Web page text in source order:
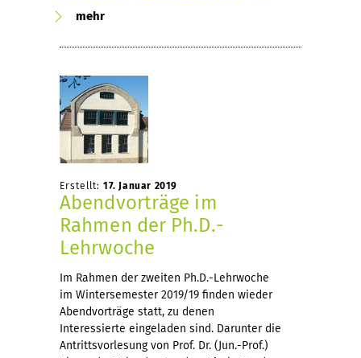
mehr
Erstellt: 17. Januar 2019
Abendvorträge im
Rahmen der Ph.D.-
Lehrwoche
Im Rahmen der zweiten Ph.D.-Lehrwoche
im Wintersemester 2019/19 finden wieder
Abendvorträge statt, zu denen
Interessierte eingeladen sind. Darunter die
Antrittsvorlesung von Prof. Dr. (Jun.-Prof.)